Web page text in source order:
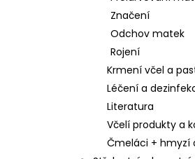
Značení
Odchov matek
Rojení
Krmení včel a
Léčení a
Literatura
Včelí produkty a
Čmeláci + hmyzí